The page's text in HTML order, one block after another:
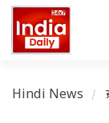
Hindi News